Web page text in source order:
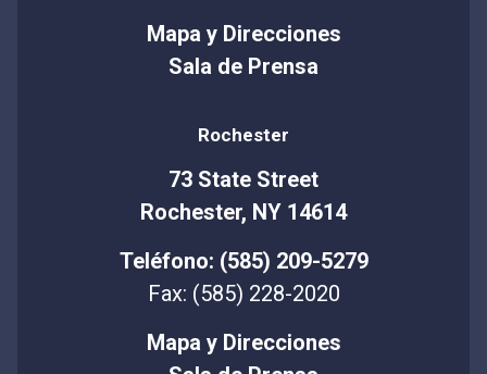
Mapa y Direcciones
Sala de Prensa
Rochester
73 State Street
Rochester, NY 14614
Teléfono: (585) 209-5279
Fax: (585) 228-2020
Mapa y Direcciones